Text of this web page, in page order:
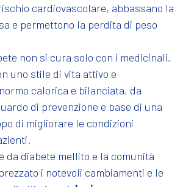
cardiovascolare, abbassano la
e permettono la perdita di peso
non si cura solo con i medicinali,
uno stile di vita attivo e
calorica e bilanciata, da
di prevenzione e base di una
di migliorare le condizioni
da diabete mellito e la comunità
i notevoli cambiamenti e le